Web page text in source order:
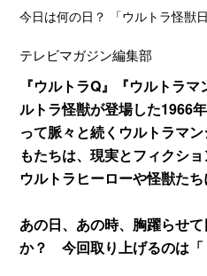
今日は何の日？ 「ウルトラ怪獣
テレビマガジン編集部
『ウルトラQ』『ウルトラ
ルトラ怪獣が登場した1966
って脈々と続くウルトラマ
もたちは、現実とフィクショ
ウルトラヒーローや怪獣たち
あの日、あの時、胸躍らせ
か？ 今回取り上げるのは「